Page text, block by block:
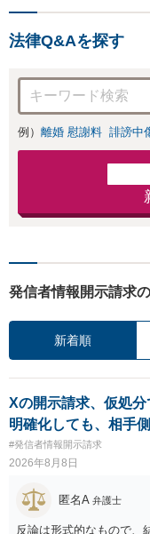
法律Q&Aを探す
例） 離婚 慰謝料 誹謗中
発信者情報開示請求
新着順
Xの開示請求、仮処
明確化しても、相手
#発信者情報開示請求
2026年8月8日
匿名A 弁護士
反論は形式的なもので、